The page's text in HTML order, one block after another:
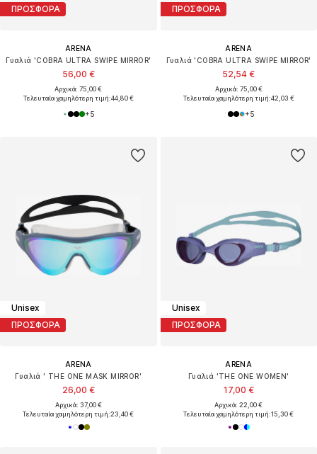
ΠΡΟΣΦΟΡΑ
ARENA
Γυαλιά 'COBRA ULTRA SWIPE MIRROR'
56,00 €
Αρχικά: 75,00 €
Τελευταία χαμηλότερη τιμή:44,80 €
+5
ΠΡΟΣΦΟΡΑ
ARENA
Γυαλιά 'COBRA ULTRA SWIPE MIRROR'
52,54 €
Αρχικά: 75,00 €
Τελευταία χαμηλότερη τιμή:42,03 €
+5
Unisex
ΠΡΟΣΦΟΡΑ
ARENA
Γυαλιά ' THE ONE MASK MIRROR'
26,00 €
Αρχικά: 37,00 €
Τελευταία χαμηλότερη τιμή:23,40 €
Unisex
ΠΡΟΣΦΟΡΑ
ARENA
Γυαλιά 'THE ONE WOMEN'
17,00 €
Αρχικά: 22,00 €
Τελευταία χαμηλότερη τιμή:15,30 €